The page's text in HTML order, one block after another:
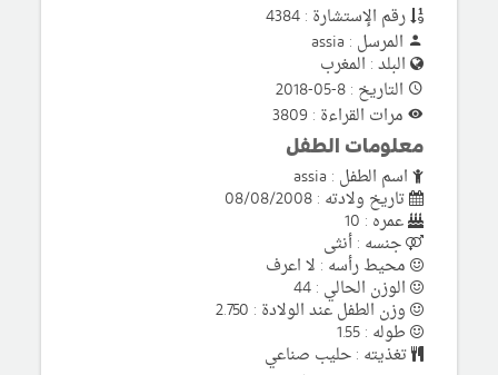
رقم الإستشارة : 4384
المرسل : assia
البلد : المغرب
التاريخ : 8-05-2018
مرات القراءة : 3809
معلومات الطفل
اسم الطفل : assia
تاريخ ولادته : 08/08/2008
عمره : 10
جنسه : أنثى
محيط رأسه : لا اعرف
الوزن الحالي : 44
وزن الطفل عند الولادة : 2.750
طوله : 1.55
تغذيته : حليب صناعي